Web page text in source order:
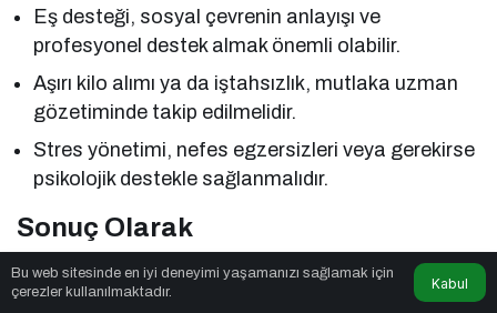
Eş desteği, sosyal çevrenin anlayışı ve
profesyonel destek almak önemli olabilir.
Aşırı kilo alımı ya da iştahsızlık, mutlaka uzman
gözetiminde takip edilmelidir.
Stres yönetimi, nefes egzersizleri veya gerekirse
psikolojik destekle sağlanmalıdır.
Sonuç Olarak
İkinci trimester, gebelik yolculuğunun “altın çağı”
olarak anılır. Anne adayı kendini daha iyi hisseder,
Bu web sitesinde en iyi deneyimi yaşamanızı sağlamak için
çerezler kullanılmaktadır.
Kabul